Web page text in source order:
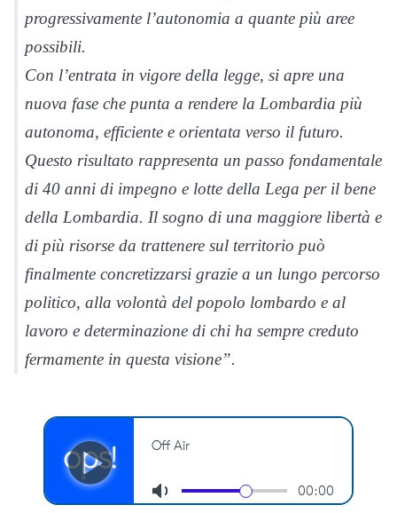
progressivamente l’autonomia a quante più aree
possibili.
Con l’entrata in vigore della legge, si apre una
nuova fase che punta a rendere la Lombardia più
autonoma, efficiente e orientata verso il futuro.
Questo risultato rappresenta un passo fondamentale
di 40 anni di impegno e lotte della Lega per il bene
della Lombardia. Il sogno di una maggiore libertà e
di più risorse da trattenere sul territorio può
finalmente concretizzarsi grazie a un lungo percorso
politico, alla volontà del popolo lombardo e al
lavoro e determinazione di chi ha sempre creduto
fermamente in questa visione”.